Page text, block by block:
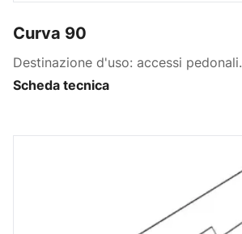
Curva 90
Destinazione d'uso: accessi pedonali.
Scheda tecnica